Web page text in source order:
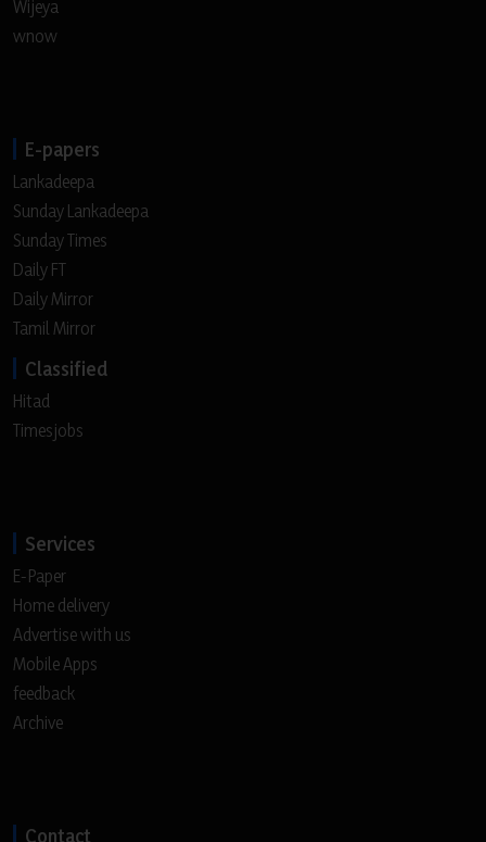
Wijeya
wnow
E-papers
Lankadeepa
Sunday Lankadeepa
Sunday Times
Daily FT
Daily Mirror
Tamil Mirror
Classified
Hitad
Timesjobs
Services
E-Paper
Home delivery
Advertise with us
Mobile Apps
feedback
Archive
Contact